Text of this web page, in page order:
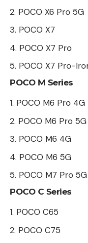
POCO X6 Pro 5G
POCO X7
POCO X7 Pro
POCO X7 Pro-
POCO M Series
POCO M6 Pro 4G
POCO M6 Pro 5G
POCO M6 4G
POCO M6 5G
POCO M7 Pro 5G
POCO C Series
POCO C65
POCO C75